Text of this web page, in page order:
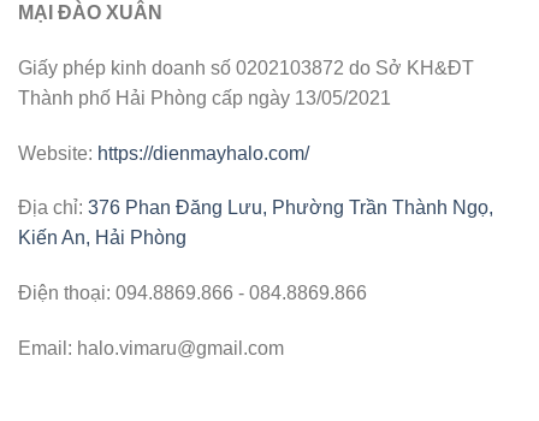
MẠI ĐÀO XUÂN
Giấy phép kinh doanh số 0202103872 do Sở KH&ĐT
Thành phố Hải Phòng cấp ngày 13/05/2021
Website: https://dienmayhalo.com/
Địa chỉ: 376 Phan Đăng Lưu, Phường Trần Thành Ngọ,
Kiến An, Hải Phòng
Điện thoại: 094.8869.866 - 084.8869.866
Email: halo.vimaru@gmail.com